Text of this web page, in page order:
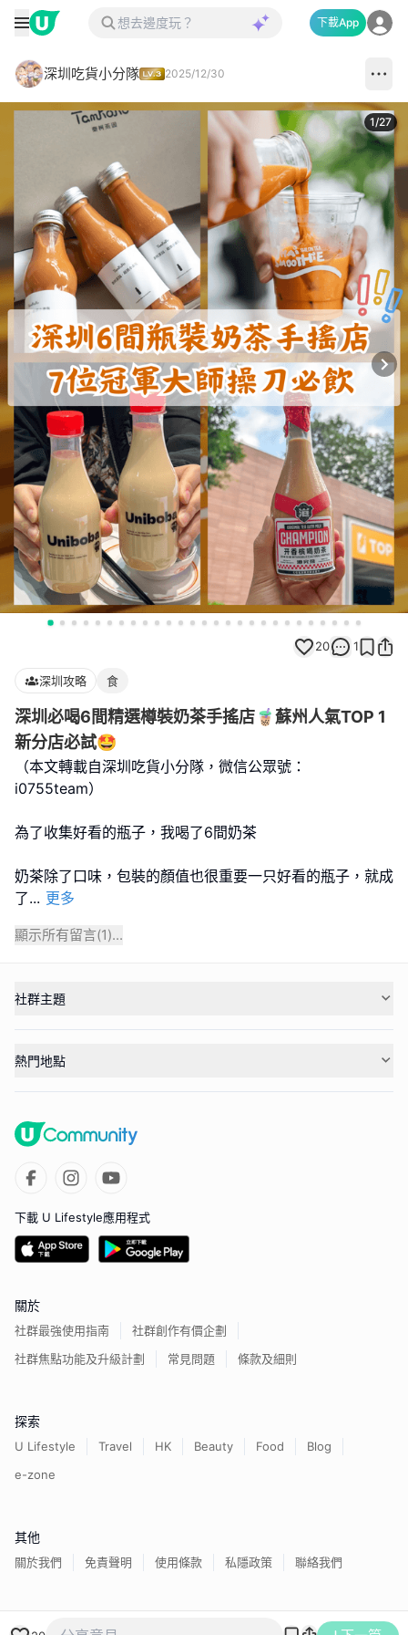
下載App
深圳吃貨小分隊 2025/12/30
1/27
20 1
深圳攻略 食
深圳必喝6間精選樽裝奶茶手搖店🧋蘇州人氣TOP 1
新分店必試🤩
（本文轉載自深圳吃貨小分隊，微信公眾號：
i0755team）
為了收集好看的瓶子，我喝了6間奶茶
奶茶除了口味，包裝的顏值也很重要一只好看的瓶子，就成
了... 更多
顯示所有留言(1)...
社群主題
熱門地點
下載 U Lifestyle應用程式
關於
社群最強使用指南
社群創作有價企劃
社群焦點功能及升級計劃
常見問題 條款及細則
探索
U Lifestyle Travel HK Beauty Food
Blog
e-zone
其他
關於我們 免責聲明 使用條款 私隱政策 聯絡我們